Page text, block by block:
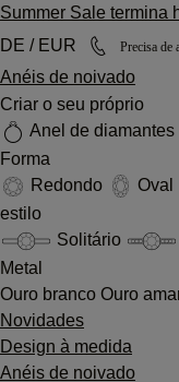
Summer Sale termina
DE / EUR
Precisa de
Anéis de noivado
Criar o seu próprio
Anel de diamantes
Forma
Redondo
Oval
estilo
Solitário
Metal
Ouro branco Ouro
Novidades
Design à medida
Anéis de noivado